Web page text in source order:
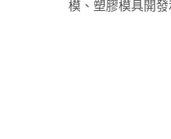
模、塑膠模具開